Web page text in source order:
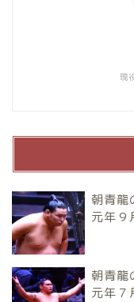
現
朝青龍
元年９
朝青龍
元年７